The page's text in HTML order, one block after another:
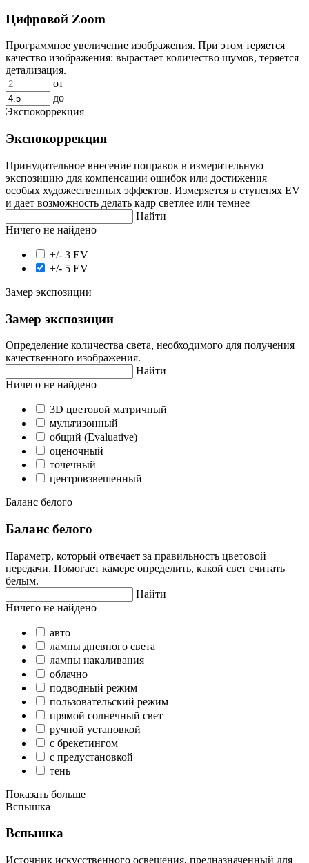
Цифровой Zoom
Программное увеличение изображения. При этом теряется
качество изображения: вырастает количество шумов, теряется
детализация.
от
до
Экспокоррекция
Экспокоррекция
Принудительное внесение поправок в измерительную
экспозицию для компенсации ошибок или достижения
особых художественных эффектов. Измеряется в ступенях EV
и дает возможность делать кадр светлее или темнее
Найти
Ничего не найдено
+/- 3 EV
+/- 5 EV
Замер экспозиции
Замер экспозиции
Определение количества света, необходимого для получения
качественного изображения.
Найти
Ничего не найдено
3D цветовой матричный
мультизонный
общий (Evaluative)
оценочный
точечный
центровзвешенный
Баланс белого
Баланс белого
Параметр, который отвечает за правильность цветовой
передачи. Помогает камере определить, какой свет считать
белым.
Найти
Ничего не найдено
авто
лампы дневного света
лампы накаливания
облачно
подводный режим
пользовательский режим
прямой солнечный свет
ручной установкой
с брекетингом
с предустановкой
тень
Показать больше
Вспышка
Вспышка
Источник искусственного освещения, предназначенный для